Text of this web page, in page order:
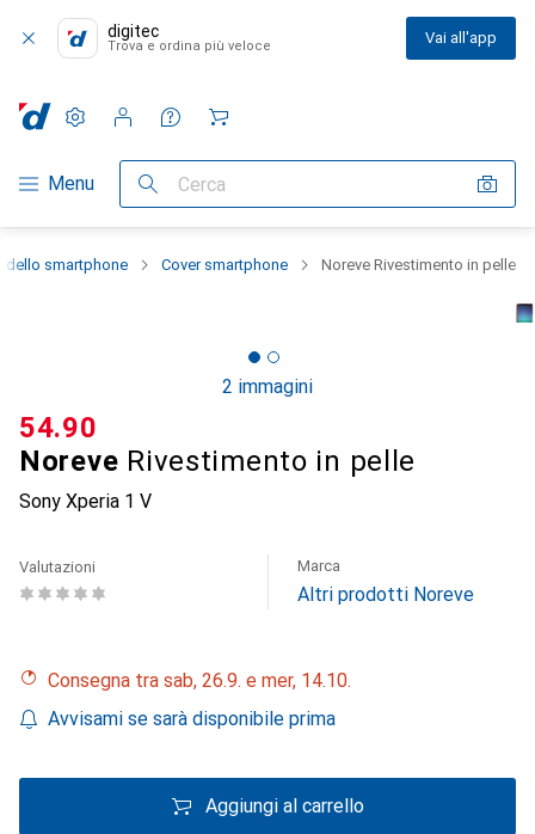
digitec
Trova e ordina più veloce Vai all'app
Categoria Navigazione
Menu Cerca
Impostazioni
Conto cliente
Liste di confronto
Liste dei desideri
Carrello
dello smartphone Cover smartphone Noreve Rivestimento in pelle
2 immagini
Noreve Rivestimento in pelle
Sony Xperia 1 V
CHF
54.90
Valutazioni Marca
Altri prodotti Noreve
Consegna tra sab, 26.9. e mer, 14.10.
Avvisami se sarà disponibile prima
Aggiungi al carrello